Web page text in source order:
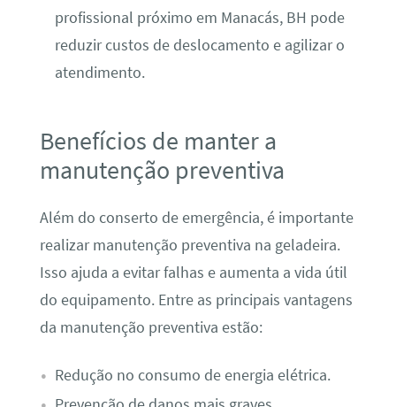
profissional próximo em Manacás, BH pode
reduzir custos de deslocamento e agilizar o
atendimento.
Benefícios de manter a
manutenção preventiva
Além do conserto de emergência, é importante
realizar manutenção preventiva na geladeira.
Isso ajuda a evitar falhas e aumenta a vida útil
do equipamento. Entre as principais vantagens
da manutenção preventiva estão:
Redução no consumo de energia elétrica.